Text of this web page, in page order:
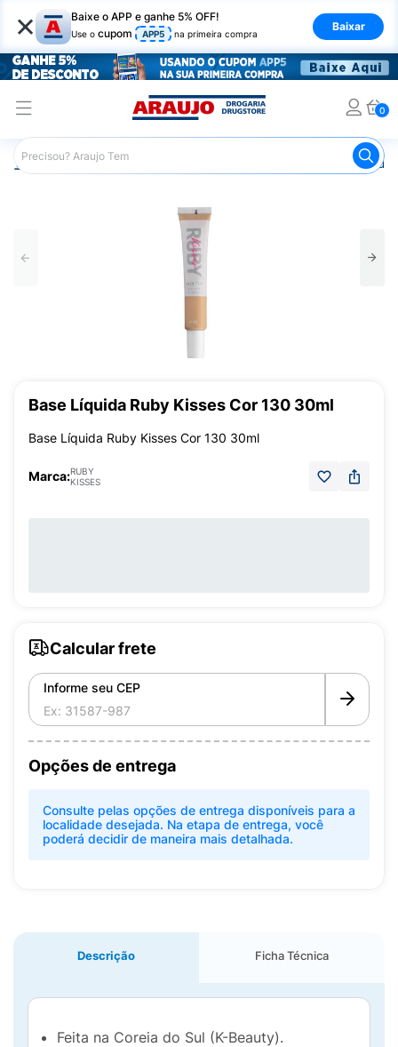
× Baixe o APP e ganhe 5% OFF!
Use o cupom APP5 na primeira compra
Baixar
0
Araujo Maquiagem Base Líquida
Base Líquida Ruby Kisses Cor 130 30ml
Base Líquida Ruby Kisses Cor 130 30ml
Marca:RUBY
KISSES
Calcular frete
Informe seu CEP
Opções de entrega
Consulte pelas opções de entrega disponíveis para a
localidade desejada. Na etapa de entrega, você
poderá decidir de maneira mais detalhada.
Descrição Ficha Técnica
Feita na Coreia do Sul (K-Beauty).